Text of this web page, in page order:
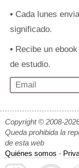
• Cada lunes
significado.
• Recibe un
de estudio.
Copyright © 2008-
Queda prohibida la
de esta web
Quiénes somos -